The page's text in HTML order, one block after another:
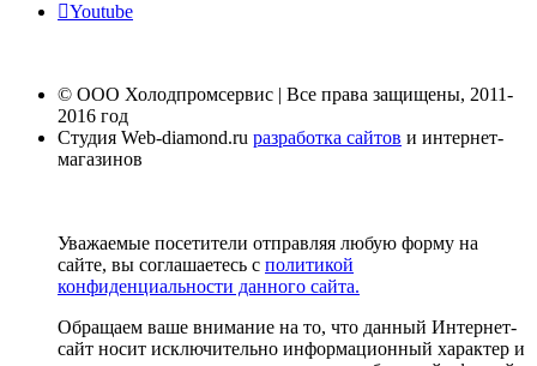
Youtube
© ООО Холодпромсервис | Все права защищены, 2011-
2016 год
Студия Web-diamond.ru разработка сайтов и интернет-
магазинов
Уважаемые посетители отправляя любую форму на
сайте, вы соглашаетесь с политикой
конфиденциальности данного сайта.
Обращаем ваше внимание на то, что данный Интернет-
сайт носит исключительно информационный характер и